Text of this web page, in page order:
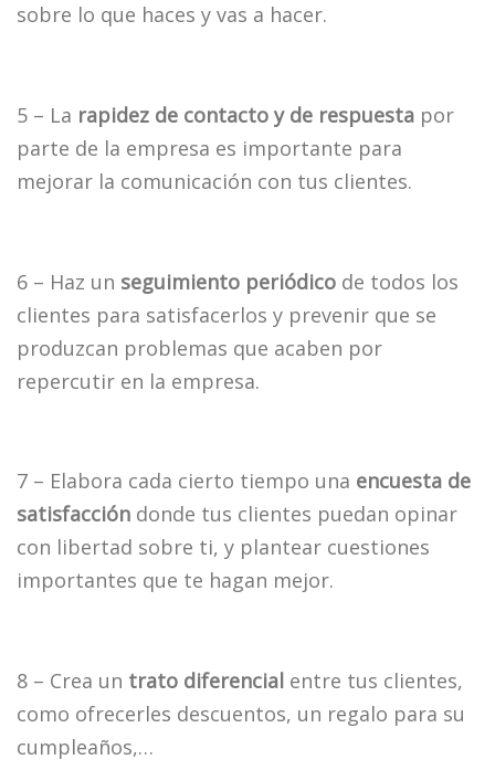
sobre lo que haces y vas a hacer.
5 – La rapidez de contacto y de respuesta por
parte de la empresa es importante para
mejorar la comunicación con tus clientes.
6 – Haz un seguimiento periódico de todos los
clientes para satisfacerlos y prevenir que se
produzcan problemas que acaben por
repercutir en la empresa.
7 – Elabora cada cierto tiempo una encuesta de
satisfacción donde tus clientes puedan opinar
con libertad sobre ti, y plantear cuestiones
importantes que te hagan mejor.
8 – Crea un trato diferencial entre tus clientes,
como ofrecerles descuentos, un regalo para su
cumpleaños,…